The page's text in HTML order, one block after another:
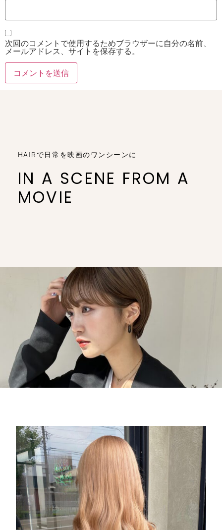
次回のコメントで使用するためブラウザーに自分の名前、
メールアドレス、サイトを保存する。
HAIRで日常を映画のワンシーンに
IN A SCENE FROM A
MOVIE